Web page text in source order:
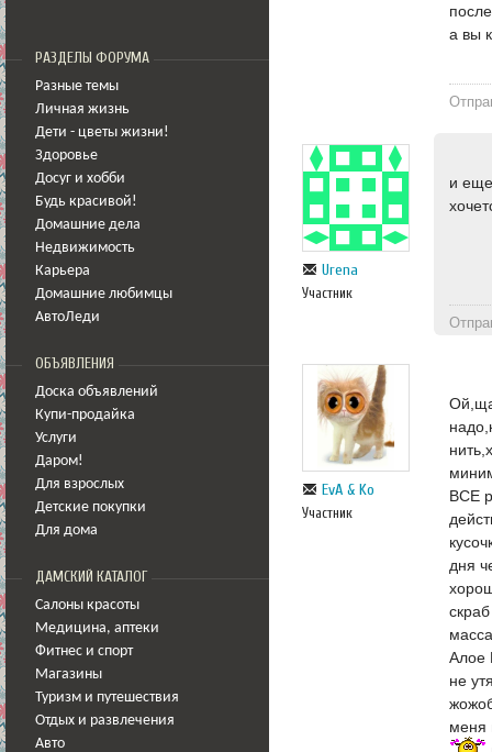
РАЗДЕЛЫ ФОРУМА
Разные темы
Личная жизнь
Дети - цветы жизни!
Здоровье
Досуг и хобби
Будь красивой!
Домашние дела
Недвижимость
Карьера
Домашние любимцы
АвтоЛеди
ОБЪЯВЛЕНИЯ
Доска объявлений
Купи-продайка
Услуги
Даром!
Для взрослых
Детские покупки
Для дома
ДАМСКИЙ КАТАЛОГ
Салоны красоты
Медицина, аптеки
Фитнес и спорт
Магазины
Туризм и путешествия
Отдых и развлечения
Авто
а вы
Urena
Участник
и
EvA & Ko
Участник
ВСЕ
дня
Алое
не
меня